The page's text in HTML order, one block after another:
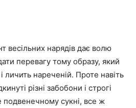
весільних нарядів дає волю
перевагу тому образу, який
личить нареченій. Проте навіть
різні забобони і строгі
подвенечному сукні, все ж